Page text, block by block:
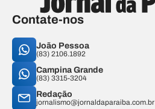
Contate-nos
João Pessoa
(83) 2106.1892
Campina Grande
(83) 3315-3204
Redação
jornalismo@jornaldaparaiba.com.br